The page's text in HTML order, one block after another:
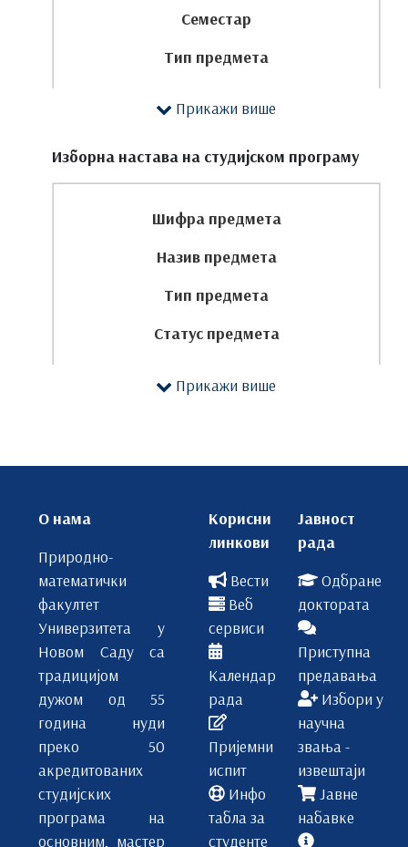
Семестар
Тип предмета
Остали часови
П
В
ДОН
1
ТМ
О
3
3
7
2
ОБЕ001
Прикажи више
Изборна настава на студијском програму
Шифра предмета
Назив предмета
Тип предмета
Статус предмета
ДОН
СИР
Предмети изборног блока 1
1
ОБЕ017
Енглески језик А1/А2 (нижи курс)
АО
ИБ
Прикажи више
О нама
Природно-
математички
факултет
Универзитета у
Новом Саду са
традицијом
дужом од 55
година нуди
преко 50
акредитованих
студијских
програма на
основним, мастер
Корисни
линкови
Вести
Веб
сервиси
Календар
рада
Пријемни
испит
Инфо
табла за
студенте
Јавност
рада
Одбране
доктората
Приступна
предавања
Избори у
научна
звања -
извештаји
Јавне
набавке